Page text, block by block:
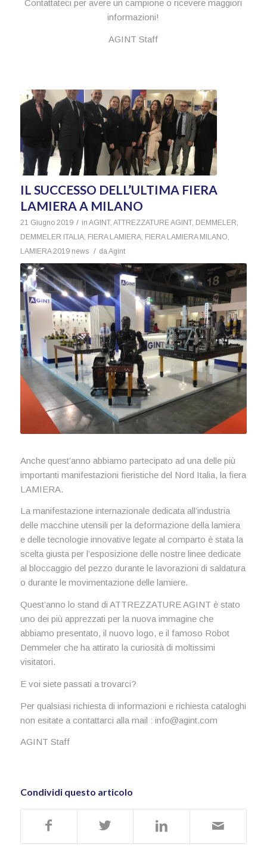
Contattateci per avere un campione o ricevere maggiori
informazioni!
AGINT Staff
IL SUCCESSO DELL’ULTIMA FIERA
LAMIERA A MILANO
21 Giugno 2019 / in AGINT, ATTREZZATURE AGINT, DEMMELER,
DEMMELER ITALIA, FIERA LAMIERA, FIERA LAMIERA MILANO,
LAMIERA 2019 news / daAgint
Anche quest’anno abbiamo partecipato ad una delle più
importanti manifestazioni fieristiche del Nord Italia, la fiera
LAMIERA.
La manifestazione internazionale dedicata all’industria
delle macchine utensili per la deformazione della lamiera
e delle tecnologie innovative legate al comparto è stata la
scelta giusta per l’esposizione delle nostre linee dedicate
al bloccaggio del pezzo durante le lavorazioni di saldatura
o durante le movimentazione delle lamiere.
Quest’anno lo stand di ATTREZZATURE AGINT è stato
uno dei più apprezzati per la nuova immagine che
abbiamo presentato, il nuovo logo, e il famoso Robot
Demmeler che ha attirato la curiosità di moltissimi
visitatori.
E voi siete passati a trovarci?
Per qualsiasi richiesta di informazioni e richiesta cataloghi
non esitate a contattarci alla mail : info@agint.com
AGINT Staff
Condividi questo articolo